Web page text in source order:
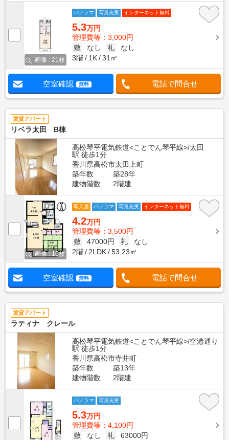
画像 : 21枚
パノラマ 写真充実 インターネット無料
5.3万円
管理費等：3,000円
敷
なし 礼
なし
3階
1K 31㎡
空室確認 無料 電話で問合せ
賃貸アパート
リベラ太田 B棟
高松琴平電気鉄道<ことでん琴平線>/太田
駅 徒歩1分
香川県高松市太田上町
築年数
築28年
建物階数
2階建
画像 : 16枚
即入居 パノラマ 写真充実 インターネット無料
4.2万円
管理費等：3,500円
敷
47000円 礼
なし
2階
2LDK 53.23㎡
空室確認 無料 電話で問合せ
賃貸アパート
ラティナ クレール
高松琴平電気鉄道<ことでん琴平線>/空港通り
駅 徒歩1分
香川県高松市寺井町
築年数
築13年
建物階数
2階建
パノラマ 写真充実
5.3万円
管理費等：4,100円
敷
なし 礼
63000円